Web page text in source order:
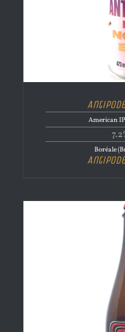
American
Boréale